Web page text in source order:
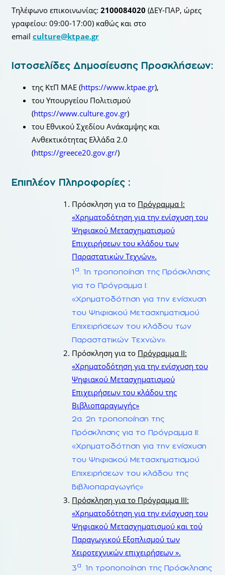
Τηλέφωνο επικοινωνίας: 2100084020 (ΔΕΥ-ΠΑΡ, ώρες
γραφείου: 09:00-17:00) καθώς και στο
email culture@ktpae.gr
Ιστοσελίδες Δημοσίευσης Προσκλήσεων:
της ΚτΠ ΜΑΕ (https://www.ktpae.gr),
του Υπουργείου Πολιτισμού
(https://www.culture.gov.gr)
του Εθνικού Σχεδίου Ανάκαμψης και
Ανθεκτικότητας Ελλάδα 2.0
(https://greece20.gov.gr/)
Επιπλέον Πληροφορίες :
Πρόσκληση για το Πρόγραμμα Ι:
«Χρηματοδότηση για την ενίσχυση του
Ψηφιακού Μετασχηματισμού
Επιχειρήσεων του κλάδου των
Παραστατικών Τεχνών».
1 α
. 1η τροποποίηση της Πρόσκλησης
για το Πρόγραμμα Ι:
«Χρηματοδότηση για την ενίσχυση
του Ψηφιακού Μετασχηματισμού
Επιχειρήσεων του κλάδου των
Παραστατικών Τεχνών».
Πρόσκληση για το Πρόγραμμα ΙΙ:
«Χρηματοδότηση για την ενίσχυση του
Ψηφιακού Μετασχηματισμού
Επιχειρήσεων του κλάδου της
Βιβλιοπαραγωγής»
2α. 2η τροποποίηση της
Πρόσκλησης για το Πρόγραμμα ΙΙ:
«Χρηματοδότηση για την ενίσχυση
του Ψηφιακού Μετασχηματισμού
Επιχειρήσεων του κλάδου της
Βιβλιοπαραγωγής»
Πρόσκληση για το Πρόγραμμα ΙΙΙ:
«Χρηματοδότηση για την ενίσχυση του
Ψηφιακού Μετασχηματισμού και τού
Παραγωγικού Εξοπλισμού των
Χειροτεχνικών επιχειρήσεων ».
3α . 1η τροποποίηση της Πρόσκλησης